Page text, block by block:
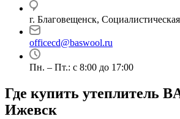
г. Благовещенск,
officecd@baswool.ru
Пн. – Пт.: с 8:00 до 17:00
Где купить утеплитель
Ижевск